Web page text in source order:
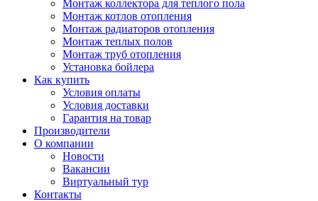
Монтаж коллектора для теплого пола
Монтаж котлов отопления
Монтаж радиаторов отопления
Монтаж теплых полов
Монтаж труб отопления
Установка бойлера
Как купить
Условия оплаты
Условия доставки
Гарантия на товар
Производители
О компании
Новости
Вакансии
Виртуальный тур
Контакты